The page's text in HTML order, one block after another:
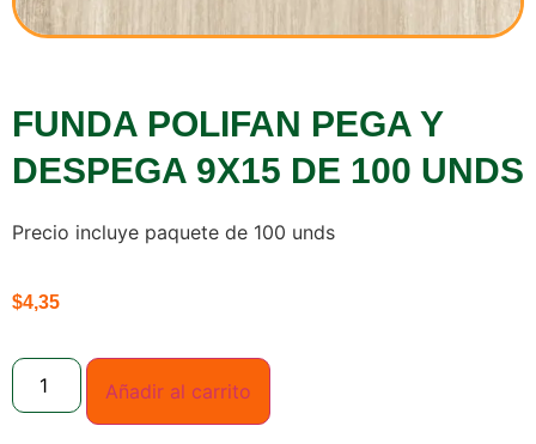
FUNDA POLIFAN PEGA Y
DESPEGA 9X15 DE 100 UNDS
Precio incluye paquete de 100 unds
$4,35
Añadir al carrito